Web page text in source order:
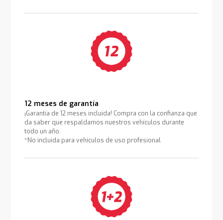
12 meses de garantía
¡Garantía de 12 meses incluida! Compra con la confianza que
da saber que respaldamos nuestros vehículos durante
todo un año.
*No incluida para vehículos de uso profesional